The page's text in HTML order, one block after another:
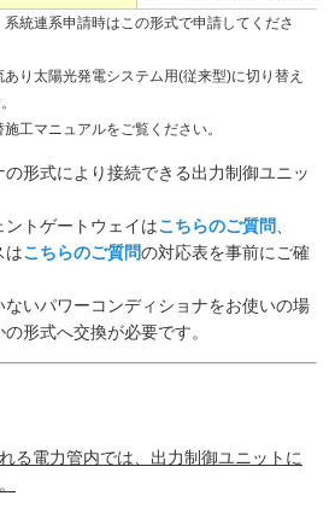
統連系申請時はこの形式で申請してくださ
り太陽光発電システム用(従来型)に切り替え
工マニュアルをご覧ください。
形式により接続できる出力制御ユニッ
トゲートウェイはこちらのご質問
はこちらのご質問の対応表を事前にご確
いパワーコンディショナをお使いの場
形式へ交換が必要です。
る電力管内では、出力制御ユニットに